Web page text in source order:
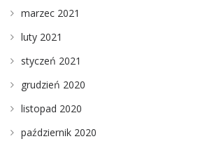
marzec 2021
luty 2021
styczeń 2021
grudzień 2020
listopad 2020
październik 2020